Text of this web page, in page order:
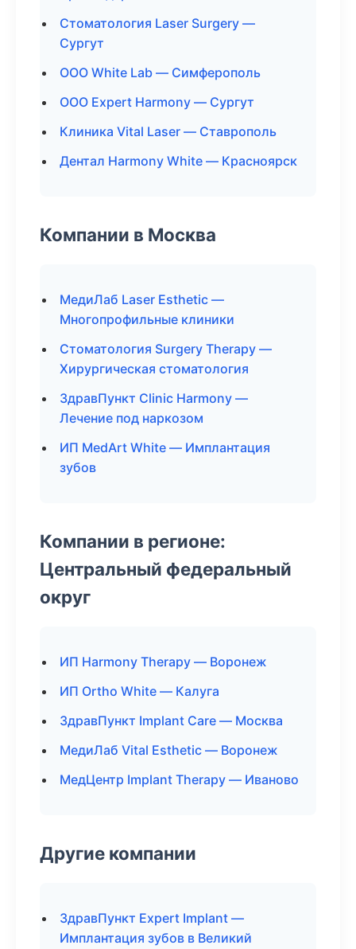
Стоматология Laser Surgery —
Сургут
ООО White Lab — Симферополь
ООО Expert Harmony — Сургут
Клиника Vital Laser — Ставрополь
Дентал Harmony White — Красноярск
Компании в Москва
МедиЛаб Laser Esthetic —
Многопрофильные клиники
Стоматология Surgery Therapy —
Хирургическая стоматология
ЗдравПункт Clinic Harmony —
Лечение под наркозом
ИП MedArt White — Имплантация
зубов
Компании в регионе:
Центральный федеральный
округ
ИП Harmony Therapy — Воронеж
ИП Ortho White — Калуга
ЗдравПункт Implant Care — Москва
МедиЛаб Vital Esthetic — Воронеж
МедЦентр Implant Therapy — Иваново
Другие компании
ЗдравПункт Expert Implant —
Имплантация зубов в Великий